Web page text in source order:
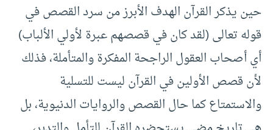
حين يذكر القرآن الهدف الأبرز من سرد القصص في
قوله تعالى (لقد كان في قصصهم عبرة لأولي الألباب)
أي أصحاب العقول الراجحة المفكرة والمتأملة، فذلك
لأن قصص الأولين في القرآن ليست للتسلية
والاستمتاع كما حال القصص والروايات الدنيوية، بل